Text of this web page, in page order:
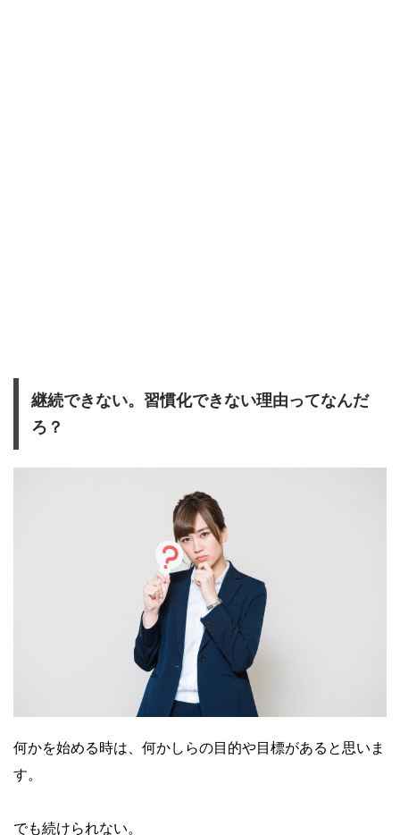
継続できない。習慣化できない理由ってなんだ
ろ？
何かを始める時は、何かしらの目的や目標があると思いま
す。
でも続けられない。